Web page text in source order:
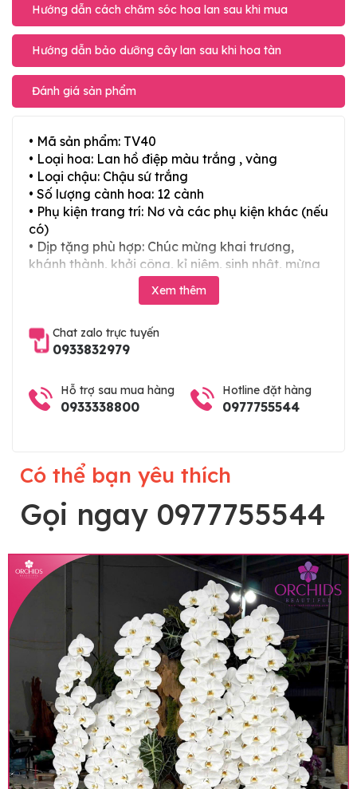
Hướng dẫn cách chăm sóc hoa lan sau khi mua
Hướng dẫn bảo dưỡng cây lan sau khi hoa tàn
Đánh giá sản phẩm
• Mã sản phẩm: TV40
• Loại hoa: Lan hồ điệp màu trắng , vàng
• Loại chậu: Chậu sứ trắng
• Số lượng cành hoa: 12 cành
• Phụ kiện trang trí: Nơ và các phụ kiện khác (nếu
có)
• Dịp tặng phù hợp: Chúc mừng khai trương,
khánh thành, khởi công, kỉ niệm, sinh nhật, mừng
thọ, mừng cưới, tân gia và các ngày lễ tết trong
Lưu ý trước khi đặt hàng
• Về cây hoa: Một chậu hoa lan hồ điệp đẹp và
hoàn chỉnh sẽ được phối ghép từ nhiều cây hoa
Xem thêm
Chat zalo trực tuyến
0933832979
Hỗ trợ sau mua hàng
0933338800
Hotline đặt hàng
0977755544
Có thể bạn yêu thích
Gọi ngay 0977755544